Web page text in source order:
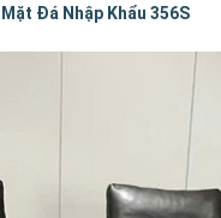
Đá Nhập Khẩu 356S